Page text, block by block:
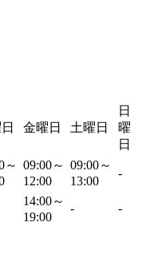
金曜日 土曜日
日
曜
日
～ 09:00～
12:00
09:00～
13:00
-
14:00～
19:00
- -